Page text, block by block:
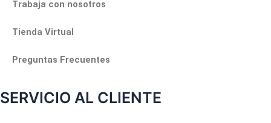
Trabaja con nosotros
Tienda Virtual
Preguntas Frecuentes
SERVICIO AL CLIENTE